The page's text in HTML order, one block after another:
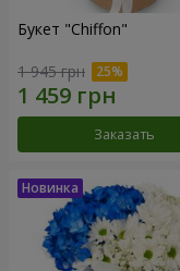
Букет "Chiffon"
1 945 грн
Заказать